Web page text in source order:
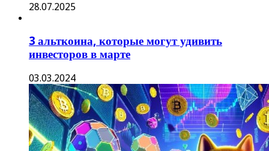
28.07.2025
3 альткоина, которые могут удивить
инвесторов в марте
03.03.2024